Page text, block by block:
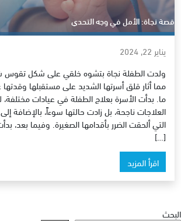
قصة نجاة: الأمل في وجه التحدي
يناير 22, 2024
ولدت الطفلة نجاة بتشوه خلقي على شكل تقوس
مما أثار قلق أسرتها الشديد على مستقبلها
ما. بدأت الأسرة بعلاج الطفلة في عيادات
العلاجات ناجحة، بل زادت حالتها سوءاً، بالإضافة إلى
التي ألحقت الضرر بأقدامها الصغيرة. وفيما بعد،
[…]
اقرأ المزيد
البحث